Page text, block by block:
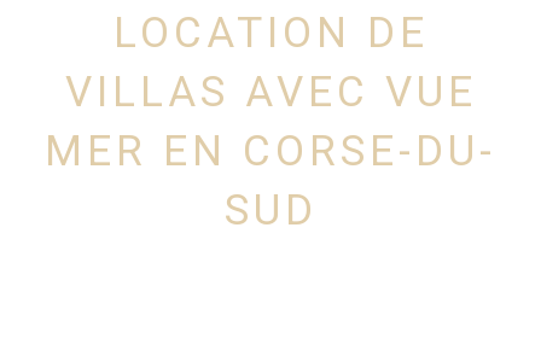
DINTORNI
Condizioni di noleggio
Tutte le proprietà ▾
LOCATION DE
VILLAS AVEC VUE
MER EN CORSE-DU-
SUD